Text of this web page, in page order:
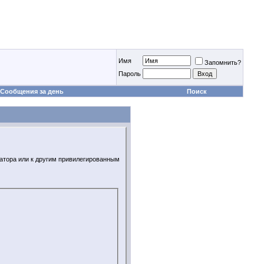
Имя
Запомнить?
Пароль
Сообщения за день Поиск
или к другим привилегированным